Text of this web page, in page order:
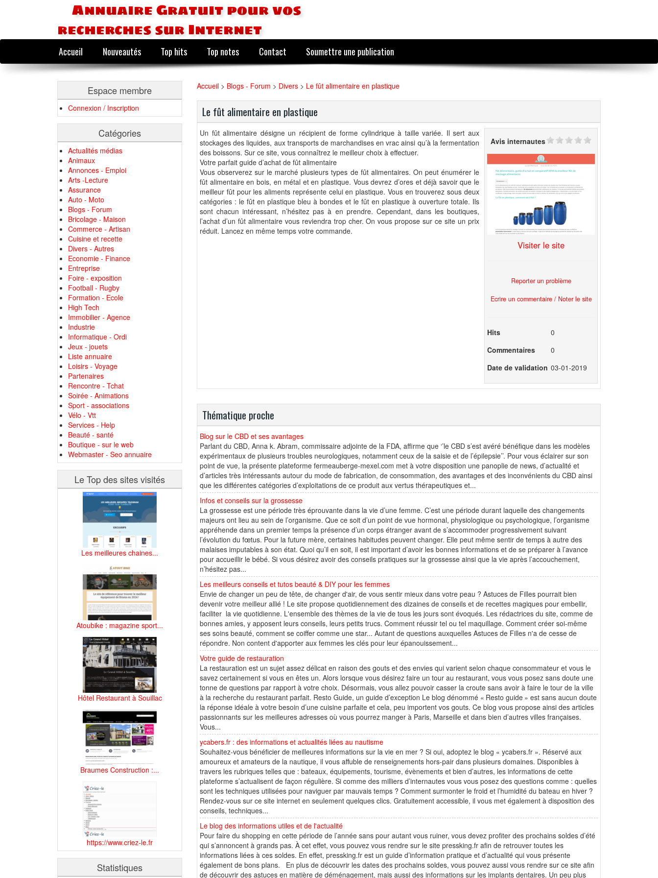
Annuaire Gratuit pour vos
recherches sur Internet
Accueil Nouveautés Top hits Top notes Contact Soumettre une publication
Espace membre
Connexion / Inscription
Catégories
Actualités médias
Animaux
Annonces - Emploi
Arts -Lecture
Assurance
Auto - Moto
Blogs - Forum
Bricolage - Maison
Commerce - Artisan
Cuisine et recette
Divers - Autres
Economie - Finance
Entreprise
Foire - exposition
Football - Rugby
Formation - Ecole
High Tech
Immobilier - Agence
Industrie
Informatique - Ordi
Jeux - jouets
Liste annuaire
Loisirs - Voyage
Partenaires
Rencontre - Tchat
Soirée - Animations
Sport - associations
Vélo - Vtt
Services - Help
Beauté - santé
Boutique - sur le web
Webmaster - Seo annuaire
Le Top des sites visités
Les meilleures chaines...
Atoubike : magazine sport...
Hôtel Restaurant à Souillac
Braumes Construction :...
https://www.criez-le.fr
Statistiques
Accueil > Blogs - Forum > Divers > Le fût alimentaire en plastique
Le fût alimentaire en plastique
Un fût alimentaire désigne un récipient de forme cylindrique à taille variée. Il sert aux
stockages des liquides, aux transports de marchandises en vrac ainsi qu’à la fermentation
des boissons. Sur ce site, vous connaîtrez le meilleur choix à effectuer.
Votre parfait guide d’achat de fût alimentaire
Vous observerez sur le marché plusieurs types de fût alimentaires. On peut énumérer le
fût alimentaire en bois, en métal et en plastique. Vous devrez d’ores et déjà savoir que le
meilleur fût pour les aliments représente celui en plastique. Vous en trouverez sous deux
catégories : le fût en plastique bleu à bondes et le fût en plastique à ouverture totale. Ils
sont chacun intéressant, n’hésitez pas à en prendre. Cependant, dans les boutiques,
l’achat d’un fût alimentaire vous reviendra trop cher. On vous propose sur ce site un prix
réduit. Lancez en même temps votre commande.
Avis internautes
Visiter le site
Reporter un problème
Ecrire un commentaire / Noter le site
Hits
0
Commentaires
0
Date de validation 03-01-2019
Thématique proche
Blog sur le CBD et ses avantages
Parlant du CBD, Anna k. Abram, commissaire adjointe de la FDA, affirme que ‘’le CBD s’est avéré bénéfique dans les modèles
expérimentaux de plusieurs troubles neurologiques, notamment ceux de la saisie et de l’épilepsie’’. Pour vous éclairer sur son
point de vue, la présente plateforme fermeauberge-mexel.com met à votre disposition une panoplie de news, d’actualité et
d’articles très intéressants autour du mode de fabrication, de consommation, des avantages et des inconvénients du CBD ainsi
que les différentes catégories d’exploitations de ce produit aux vertus thérapeutiques et...
Infos et conseils sur la grossesse
La grossesse est une période très éprouvante dans la vie d’une femme. C’est une période durant laquelle des changements
majeurs ont lieu au sein de l’organisme. Que ce soit d’un point de vue hormonal, physiologique ou psychologique, l’organisme
appréhende dans un premier temps la présence d’un corps étranger avant de s’accommoder progressivement suivant
l’évolution du fœtus. Pour la future mère, certaines habitudes peuvent changer. Elle peut même sentir de temps à autre des
malaises imputables à son état. Quoi qu’il en soit, il est important d’avoir les bonnes informations et de se préparer à l’avance
pour accueillir le bébé. Si vous désirez avoir des conseils pratiques sur la grossesse ainsi que la vie après l’accouchement,
n’hésitez pas...
Les meilleurs conseils et tutos beauté & DIY pour les femmes
Envie de changer un peu de tête, de changer d'air, de vous sentir mieux dans votre peau ? Astuces de Filles pourrait bien
devenir votre meilleur allié ! Le site propose quotidiennement des dizaines de conseils et de recettes magiques pour embellir,
faciliter la vie quotidienne. L'ensemble des thèmes de la vie de tous les jours sont évoqués. Les rédactrices du site, comme de
bonnes amies, y apposent leurs conseils, leurs petits trucs. Comment réussir tel ou tel maquillage. Comment créer soi-même
ses soins beauté, comment se coiffer comme une star... Autant de questions auxquelles Astuces de Filles n'a de cesse de
répondre. Non content d'apporter aux femmes les clés pour leur épanouissement...
Votre guide de restauration
La restauration est un sujet assez délicat en raison des gouts et des envies qui varient selon chaque consommateur et vous le
savez certainement si vous en êtes un. Alors lorsque vous désirez faire un tour au restaurant, vous vous posez sans doute une
tonne de questions par rapport à votre choix. Désormais, vous allez pouvoir casser la croute sans avoir à faire le tour de la ville
à la recherche du restaurant parfait. Resto Guide, un guide d’exception Le blog dénommé « Resto guide » est sans aucun doute
la réponse idéale à votre besoin d’une cuisine parfaite et cela, peu importent vos gouts. Ce blog vous propose ainsi des articles
passionnants sur les meilleures adresses où vous pourrez manger à Paris, Marseille et dans bien d’autres villes françaises.
Vous...
ycabers.fr : des informations et actualités liées au nautisme
Souhaitez-vous bénéficier de meilleures informations sur la vie en mer ? Si oui, adoptez le blog « ycabers.fr ». Réservé aux
amoureux et amateurs de la nautique, il vous affuble de renseignements hors-pair dans plusieurs domaines. Disponibles à
travers les rubriques telles que : bateaux, équipements, tourisme, évènements et bien d’autres, les informations de cette
plateforme s’actualisent de façon régulière. Si comme des milliers d’internautes vous vous posez des questions comme : quelles
sont les techniques utilisées pour naviguer par mauvais temps ? Comment surmonter le froid et l’humidité du bateau en hiver ?
Rendez-vous sur ce site internet en seulement quelques clics. Gratuitement accessible, il vous met également à disposition des
conseils, techniques...
Le blog des informations utiles et de l'actualité
Pour faire du shopping en cette période de l’année sans pour autant vous ruiner, vous devez profiter des prochains soldes d’été
qui s’annoncent à grands pas. À cet effet, vous pouvez vous rendre sur le site pressking.fr afin de retrouver toutes les
informations liées à ces soldes. En effet, pressking.fr est un guide d’information pratique et d’actualité qui vous présente
également de bons plans. En plus de découvrir les dates des prochains soldes, vous pouvez aussi vous rendre sur ce site afin
de découvrir des astuces en matière de déménagement, mais aussi des informations sur les implants dentaires. Un peu plus